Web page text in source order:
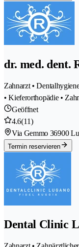
dr. med. dent.
Zahnarzt •
• Kieferorthopädie •
Geöffnet
4.6(11)
Via Gemmo 36900
Termin reservieren
Dental Clinic